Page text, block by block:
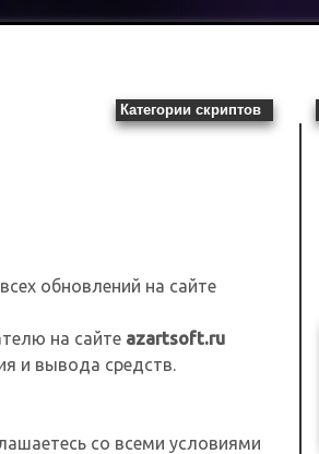
Категории скриптов
обновлений на сайте
на сайте azartsoft.ru
и вывода средств.
со всеми условиями